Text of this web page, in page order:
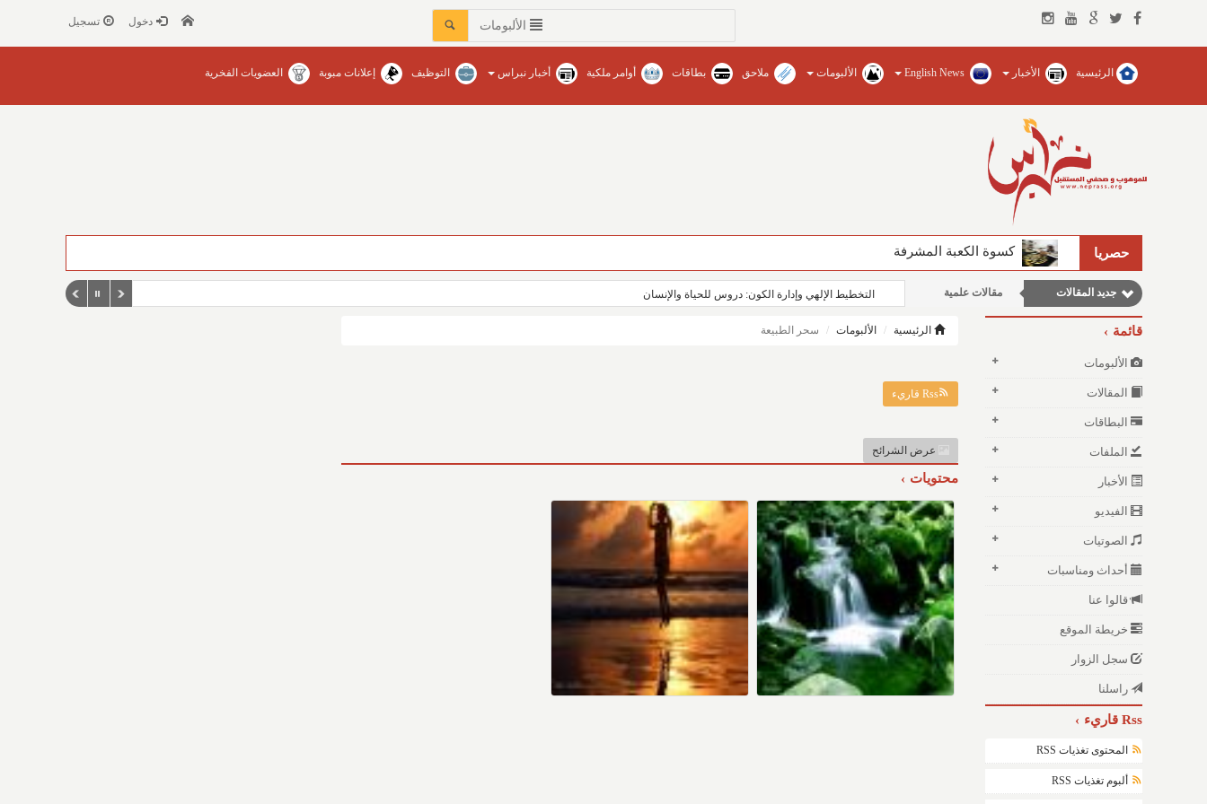
الألبومات دخول تسجيل
الرئيسية الأخبار English News الألبومات ملاحق بطاقات أوامر ملكية أخبار نبراس التوظيف إعلانات مبوبة العضويات الفخرية
حصريا كسوة الكعبة المشرفة
جديد المقالات مقالات علمية
مقالات إقتصادية
نوافذ الثقافة و الأدب
التخطيط الإلهي وإدارة الكون: دروس للحياة والإنسان
قائمة
الألبومات
المقالات
البطاقات
الملفات
الأخبار
الفيديو
الصوتيات
أحداث ومناسبات
قالوا عنا
خريطة الموقع
سجل الزوار
راسلنا
Rss قاريء
المحتوى تغذيات RSS
ألبوم تغذيات RSS
الرئيسية الألبومات سحر الطبيعة
Rss قاريء
عرض الشرائح
محتويات